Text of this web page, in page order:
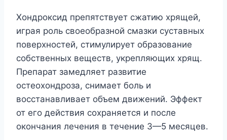
Хондроксид препятствует сжатию хрящей,
играя роль своеобразной смазки суставных
поверхностей, стимулирует образование
собственных веществ, укрепляющих хрящ.
Препарат замедляет развитие
остеохондроза, снимает боль и
восстанавливает объем движений. Эффект
от его действия сохраняется и после
окончания лечения в течение 3—5 месяцев.